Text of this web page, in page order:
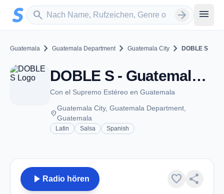
Zum Hauptinhalt springen
search
Sender suchen arrow_forward menu
Guatemala chevron_right Guatemala Department chevron_right Guatemala City chevron_right DOBLE S
DOBLE S - Guatemala City
Con el Supremo Estéreo en Guatemala
place
Guatemala City, Guatemala Department,
Guatemala
Latin Salsa Spanish
play_arrow Radio hören favorite share